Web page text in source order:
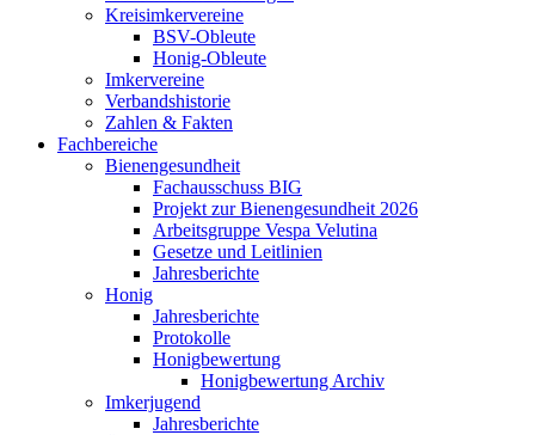
Kreisimkervereine
BSV-Obleute
Honig-Obleute
Imkervereine
Verbandshistorie
Zahlen & Fakten
Fachbereiche
Bienengesundheit
Fachausschuss BIG
Projekt zur Bienengesundheit 2026
Arbeitsgruppe Vespa Velutina
Gesetze und Leitlinien
Jahresberichte
Honig
Jahresberichte
Protokolle
Honigbewertung
Honigbewertung Archiv
Imkerjugend
Jahresberichte